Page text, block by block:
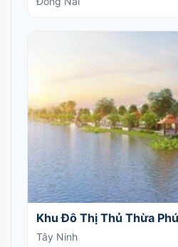
Khu Đô Thị Thủ Thừa
Tây Ninh